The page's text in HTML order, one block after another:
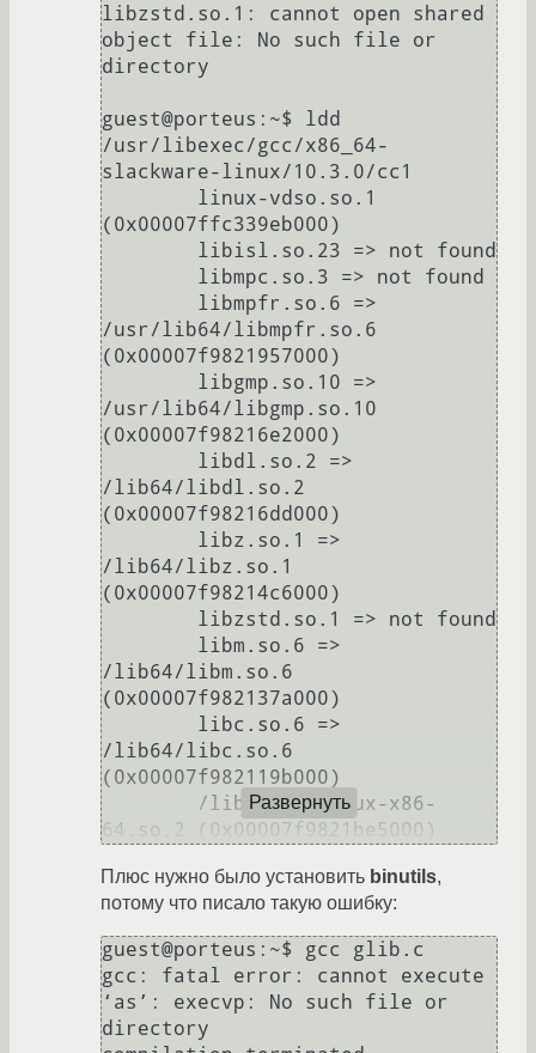
libzstd.so.1: cannot open shared
object file: No such file or
directory
guest@porteus:~$ ldd
/usr/libexec/gcc/x86_64-
slackware-linux/10.3.0/cc1
(0x00007ffc339eb000)
/usr/lib64/libmpfr.so.6
(0x00007f9821957000)
/usr/lib64/libgmp.so.10
(0x00007f98216e2000)
/lib64/libdl.so.2
(0x00007f98216dd000)
/lib64/libz.so.1
(0x00007f98214c6000)
/lib64/libm.so.6
(0x00007f982137a000)
/lib64/libc.so.6
(0x00007f982119b000)
Развернуть
Плюс нужно было установить binutils,
потому что писало такую ошибку:
guest@porteus:~$ gcc glib.c
gcc: fatal error: cannot execute
‘as’: execvp: No such file or
directory